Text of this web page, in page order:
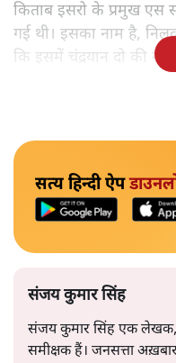
किताब इसरो के प्रमुख एस
गई थी। इसका नाम है,
कि इसमें चंद्रयान दो की
सत्य हिन्दी ऐप
संजय कुमार सिंह
संजय कुमार सिंह एक लेखक,
समीक्षक हैं। जनसत्ता